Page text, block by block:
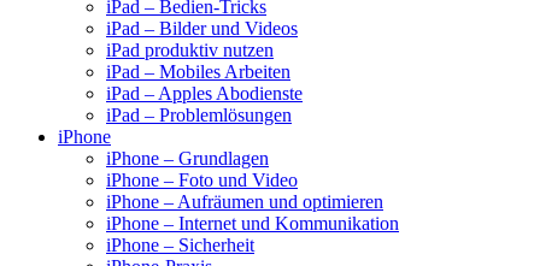
iPad – Bedien-Tricks
iPad – Bilder und Videos
iPad produktiv nutzen
iPad – Mobiles Arbeiten
iPad – Apples Abodienste
iPad – Problemlösungen
iPhone
iPhone – Grundlagen
iPhone – Foto und Video
iPhone – Aufräumen und optimieren
iPhone – Internet und Kommunikation
iPhone – Sicherheit